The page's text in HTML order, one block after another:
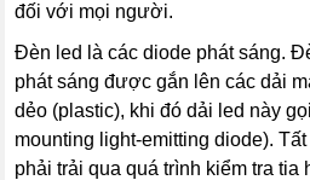
đối với mọi người.
Đèn led là các diode phát sáng.
phát sáng được gắn lên các dải
dẻo (plastic), khi đó dải led này
mounting light-emitting diode).
phải trải qua quá trình kiểm tra tia